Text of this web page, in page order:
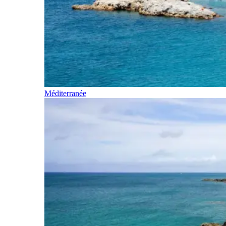
Méditerranée